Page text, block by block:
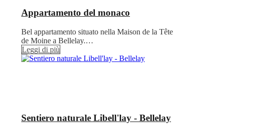
Appartamento del monaco
Bel appartamento situato nella Maison de la Tête
de Moine a Bellelay.…
Leggi di più
Sentiero naturale Libell'lay - Bellelay